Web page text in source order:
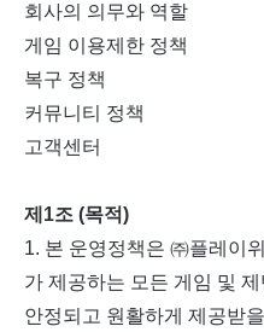
회사의 의무와 역할
게임 이용제한 정책
복구 정책
커뮤니티 정책
고객센터
제 1조 (목적)
1. 본 운영정책은 ㈜플레이
가 제공하는 모든 게임 및
안정되고 원활하게 제공받